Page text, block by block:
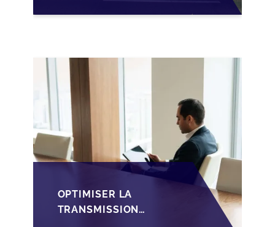
OPPORTUNITÉS ET
FAMILIALE AU
LUXEMBOURG
OPTIMISER LA
TRANSMISSION